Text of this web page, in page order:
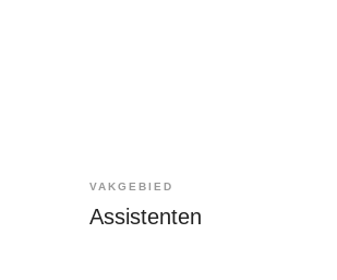
VAKGEBIED
Assistenten